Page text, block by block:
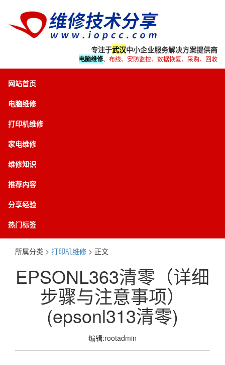
专注于武汉中小企业服务解决方案提供商
电脑维修、布线、安防监控、数据恢复、采购、回收
网站首页
电脑维修
打印机维修
家电维修
维修知识
推荐内容
分享经验
热门标签
所属分类 > 打印机维修 > 正文
EPSONL363清零（详细
步骤与注意事项）
(epsonl313清零)
编辑:rootadmin